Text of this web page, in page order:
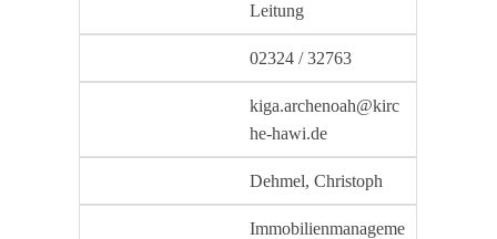
Leitung
02324 / 32763
kiga.archenoah@kirc
he-hawi.de
Dehmel, Christoph
Immobilienmanageme